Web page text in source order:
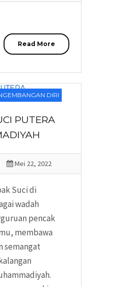
Read More
DIRI
PUTERA
Mei 22, 2022
Suci di
wadah
pencak
membawa
semangat